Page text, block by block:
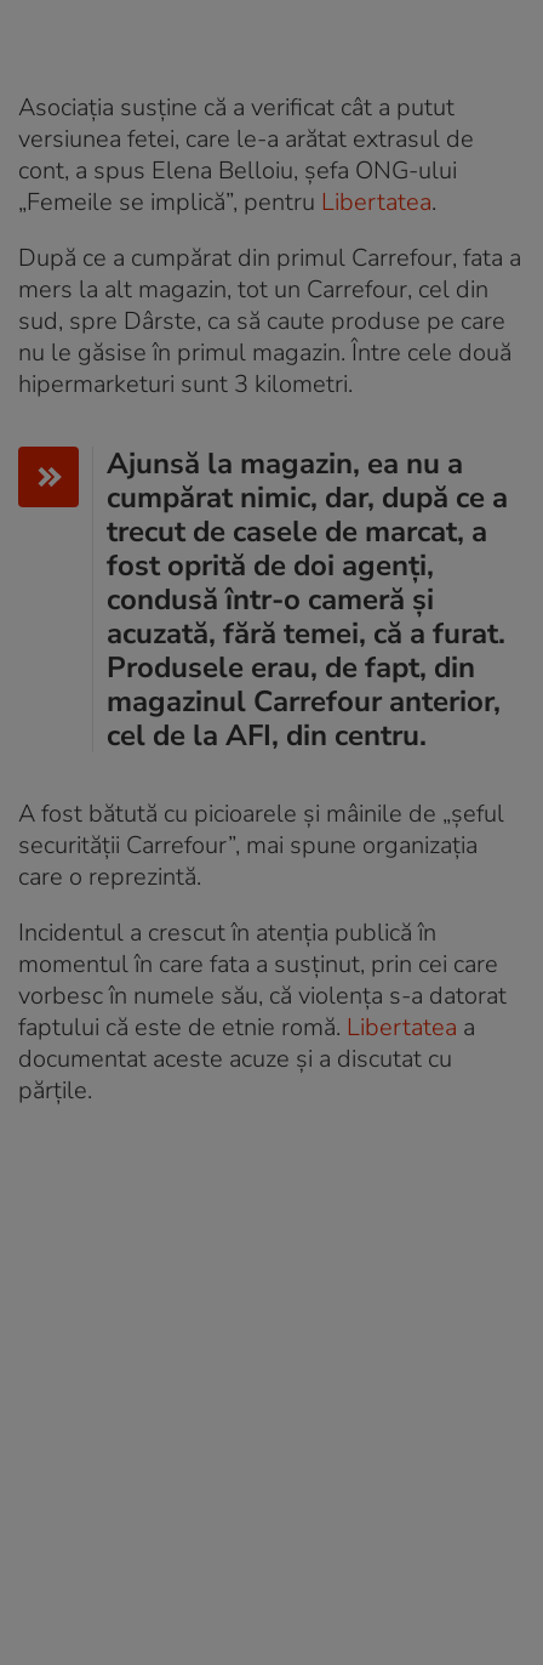
Asociația susține că a verificat cât a putut
versiunea fetei, care le-a arătat extrasul de
cont, a spus Elena Belloiu, șefa ONG-ului
„Femeile se implică”, pentru Libertatea.
După ce a cumpărat din primul Carrefour, fata a
mers la alt magazin, tot un Carrefour, cel din
sud, spre Dârste, ca să caute produse pe care
nu le găsise în primul magazin. Între cele două
hipermarketuri sunt 3 kilometri.
Ajunsă la magazin, ea nu a
cumpărat nimic, dar, după ce a
trecut de casele de marcat, a
fost oprită de doi agenți,
condusă într-o cameră și
acuzată, fără temei, că a furat.
Produsele erau, de fapt, din
magazinul Carrefour anterior,
cel de la AFI, din centru.
A fost bătută cu picioarele și mâinile de „șeful
securității Carrefour”, mai spune organizația
care o reprezintă.
Incidentul a crescut în atenția publică în
momentul în care fata a susținut, prin cei care
vorbesc în numele său, că violența s-a datorat
faptului că este de etnie romă. Libertatea a
documentat aceste acuze și a discutat cu
părțile.